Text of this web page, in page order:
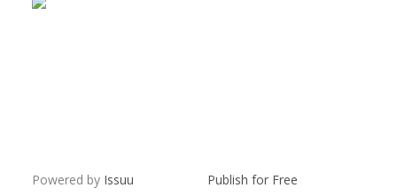
Powered by Issuu Publish for Free